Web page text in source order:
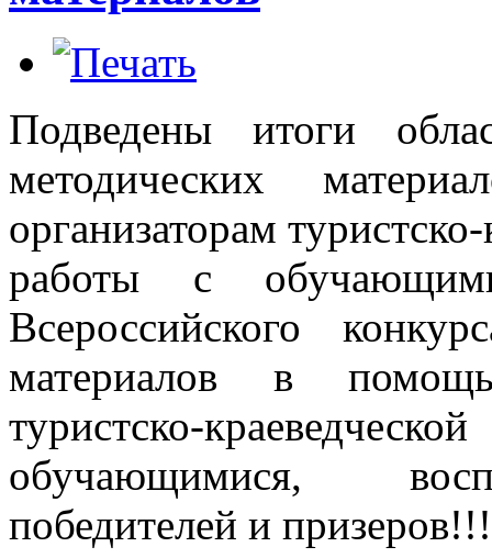
Подведены итоги
методических
организаторам
работы с
Всероссийского
материалов в помощь
туристско-
обучающимися,
победителей и призеров!!!